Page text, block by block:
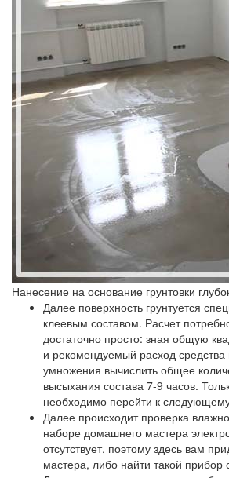
Нанесение на основание грунтовки
Далее поверхность грунтуется
клеевым составом. Расчет
достаточно просто: зная общую
и рекомендуемый расход
умножения вычислить общее
высыхания состава 7-9 часов.
необходимо перейти к
Далее происходит проверка
наборе домашнего мастера
отсутствует, поэтому здесь вам
мастера, либо найти такой прибор